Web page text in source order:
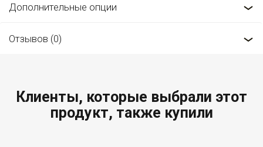
Дополнительные опции
Отзывов (0)
Клиенты, которые выбрали этот
продукт, также купили